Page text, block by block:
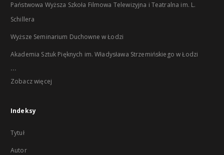
Państwowa Wyższa Szkoła Filmowa Telewizyjna i Teatralna im. L.
Schillera
Wyższe Seminarium Duchowne w Łodzi
Akademia Sztuk Pięknych im. Władysława Strzemińskiego w Łodzi
...
Zobacz więcej
Indeksy
Tytuł
Autor